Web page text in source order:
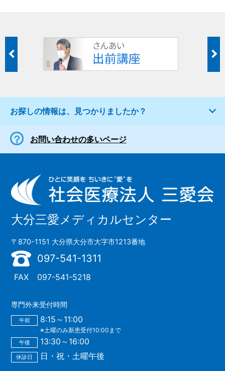
お探しの情報は、見つかりましたか？
お問い合わせの多いページ
大分三愛メディカルセンター
〒870-1151 大分県大分市大字市1213番地
097-541-1311
FAX 097-541-5218
専門外来受付時間
午前 8:15～11:00
※土曜のみ新患受付10:00まで
午後 13:30～16:00
休診日 日・祝・土曜午後